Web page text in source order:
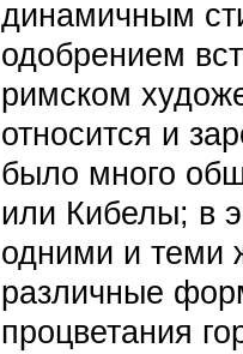
динамичным
одобрением
римском
относится и
было много
или Кибелы; в
одними и теми
различные
процветания